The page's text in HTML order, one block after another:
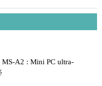
A2 : Mini PC ultra-